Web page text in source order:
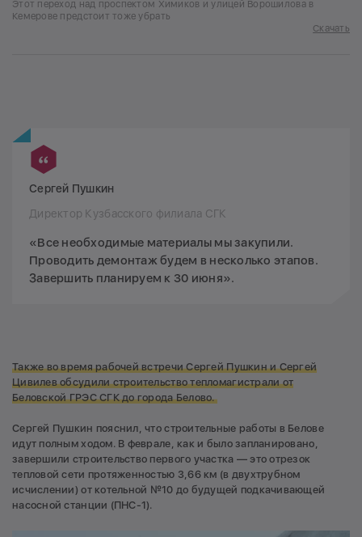
Этот переход над проспектом Химиков и улицей Ворошилова в
Кемерове предстоит тоже убрать
Скачать
Сергей Пушкин
Директор Кузбасского филиала СГК
«Все необходимые материалы мы закупили.
Проводить демонтаж будем в несколько этапов.
Завершить планируем к 30 июня».
Также во время рабочей встречи Сергей Пушкин и Сергей
Цивилев обсудили строительство тепломагистрали от
Беловской ГРЭС СГК до города Белово.
Сергей Пушкин пояснил, что строительные работы в Белове
идут полным ходом. В феврале, как и было запланировано,
завершили строительство первого участка — это отрезок
тепловой сети протяженностью 3,66 км (в двухтрубном
исчислении) от котельной №10 до будущей подкачивающей
насосной станции (ПНС-1).